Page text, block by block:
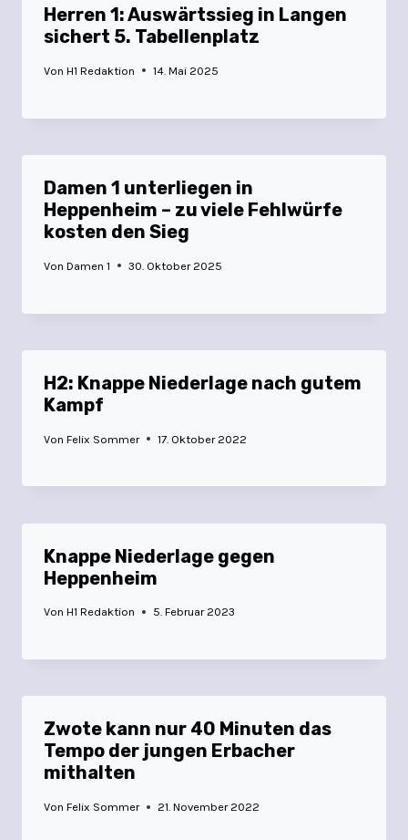
Herren 1: Auswärtssieg in Langen
sichert 5. Tabellenplatz
Von H1 Redaktion 14. Mai 2025
Damen 1 unterliegen in
Heppenheim – zu viele Fehlwürfe
kosten den Sieg
Von Damen 1 30. Oktober 2025
H2: Knappe Niederlage nach gutem
Kampf
Von Felix Sommer 17. Oktober 2022
Knappe Niederlage gegen
Heppenheim
Von H1 Redaktion 5. Februar 2023
Zwote kann nur 40 Minuten das
Tempo der jungen Erbacher
mithalten
Von Felix Sommer 21. November 2022